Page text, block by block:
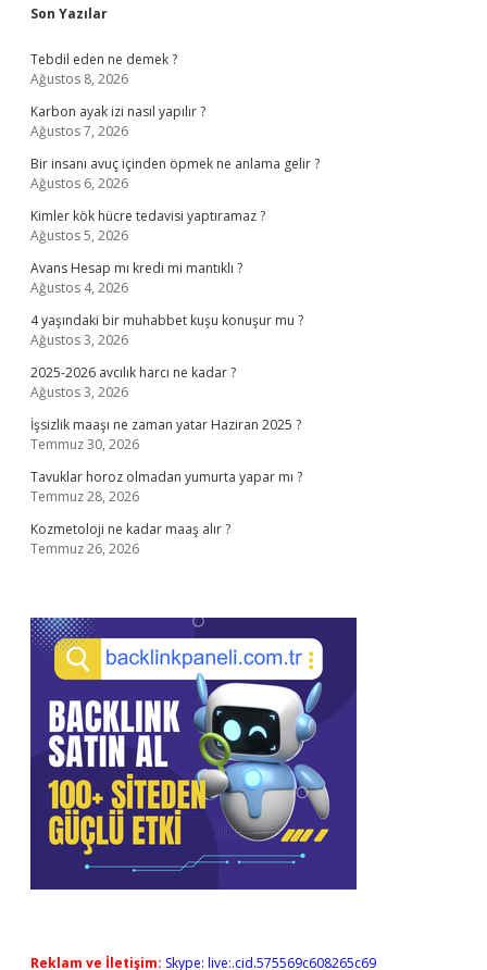
Sidebar
Son Yazılar
Tebdil eden ne demek ?
Ağustos 8, 2026
Karbon ayak izi nasıl yapılır ?
Ağustos 7, 2026
Bir insanı avuç içinden öpmek ne anlama gelir ?
Ağustos 6, 2026
Kimler kök hücre tedavisi yaptıramaz ?
Ağustos 5, 2026
Avans Hesap mı kredi mi mantıklı ?
Ağustos 4, 2026
4 yaşındaki bir muhabbet kuşu konuşur mu ?
Ağustos 3, 2026
2025-2026 avcılık harcı ne kadar ?
Ağustos 3, 2026
İşsizlik maaşı ne zaman yatar Haziran 2025 ?
Temmuz 30, 2026
Tavuklar horoz olmadan yumurta yapar mı ?
Temmuz 28, 2026
Kozmetoloji ne kadar maaş alır ?
Temmuz 26, 2026
Reklam ve İletişim: Skype: live:.cid.575569c608265c69